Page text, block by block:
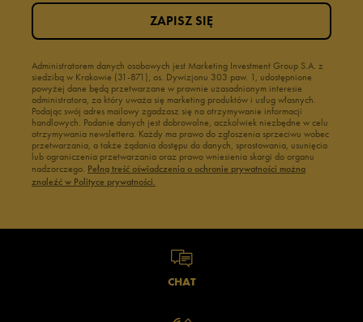
Administratorem danych osobowych jest Marketing Investment Group S.A. z
siedzibą w Krakowie (31-871), os. Dywizjonu 303 paw. 1, udostępnione
powyżej dane będą przetwarzane w prawnie uzasadnionym interesie
administratora, za który uważa się marketing produktów i usług własnych.
Podając swój adres mailowy zgadzasz się na otrzymywanie informacji
handlowych. Podanie danych jest dobrowolne, aczkolwiek niezbędne w celu
otrzymywania newslettera. Każdy ma prawo do zgłoszenia sprzeciwu wobec
przetwarzania, a także żądania dostępu do danych, sprostowania, usunięcia
lub ograniczenia przetwarzania oraz prawo wniesienia skargi do organu
nadzorczego. Pełną treść oświadczenia o ochronie prywatności można
znaleźć w Polityce prywatności.
ZAPISZ SIĘ
CHAT